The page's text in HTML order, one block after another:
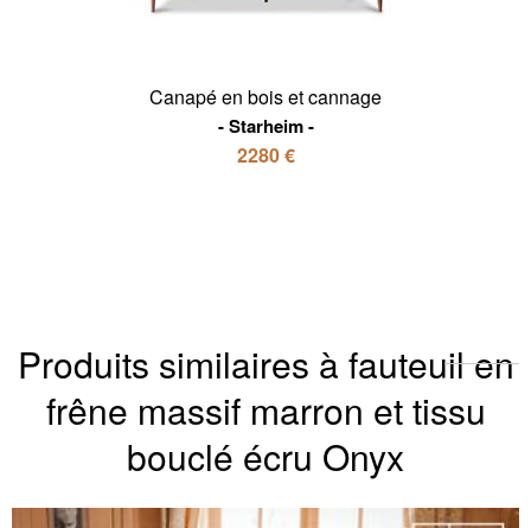
Canapé en bois et cannage
Starheim
2280 €
Produits similaires à fauteuil en
frêne massif marron et tissu
bouclé écru Onyx